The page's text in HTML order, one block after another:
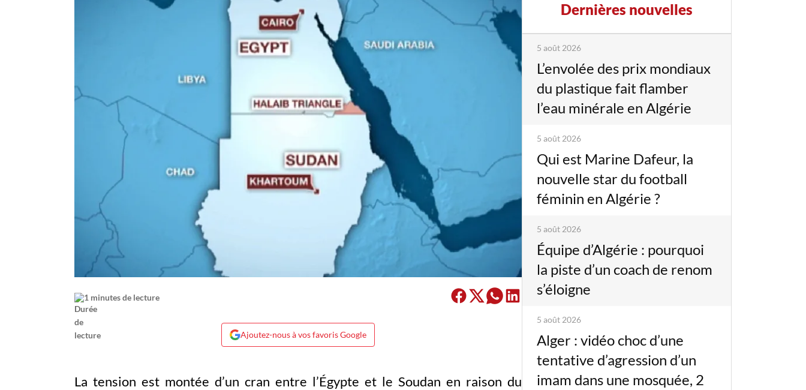
1 minutes de lecture
Ajoutez-nous à vos favoris Google
La tension est montée d’un cran entre l’Égypte et le Soudan en raison du
Dernières nouvelles
5 août 2026
L’envolée des prix mondiaux
du plastique fait flamber
l’eau minérale en Algérie
5 août 2026
Qui est Marine Dafeur, la
nouvelle star du football
féminin en Algérie ?
5 août 2026
Équipe d’Algérie : pourquoi
la piste d’un coach de renom
s’éloigne
5 août 2026
Alger : vidéo choc d’une
tentative d’agression d’un
imam dans une mosquée, 2